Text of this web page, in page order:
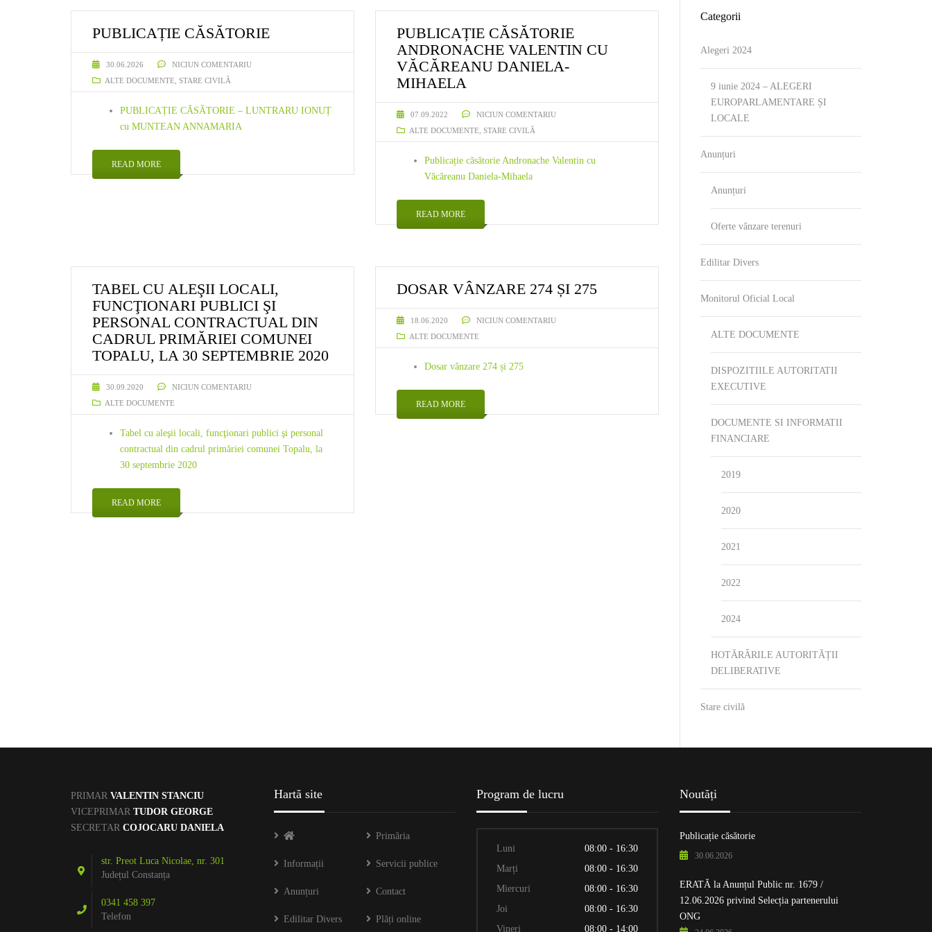
FORMULARE
INTEGRARE EUROPEANĂ
STARE CIVILĂ
OFERTE VÂNZARE TERENURI
PUBLICAȚIE CĂSĂTORIE
30.06.2026
NICIUN COMENTARIU
ALTE DOCUMENTE STARE CIVILĂ
PUBLICAȚIE CĂSĂTORIE – LUNTRARU IONUȚ
cu MUNTEAN ANNAMARIA
READ MORE
PUBLICAȚIE CĂSĂTORIE
ANDRONACHE VALENTIN CU
VĂCĂREANU DANIELA-
MIHAELA
07.09.2022
NICIUN COMENTARIU
ALTE DOCUMENTE STARE CIVILĂ
Publicație căsătorie Andronache Valentin cu
Văcăreanu Daniela-Mihaela
READ MORE
TABEL CU ALEŞII LOCALI,
FUNCŢIONARI PUBLICI ŞI
PERSONAL CONTRACTUAL DIN
CADRUL PRIMĂRIEI COMUNEI
TOPALU, LA 30 SEPTEMBRIE 2020
30.09.2020
NICIUN COMENTARIU
ALTE DOCUMENTE
Tabel cu aleşii locali, funcţionari publici şi personal
contractual din cadrul primăriei comunei Topalu, la
30 septembrie 2020
READ MORE
DOSAR VÂNZARE 274 ȘI 275
18.06.2020
NICIUN COMENTARIU
ALTE DOCUMENTE
Dosar vânzare 274 și 275
READ MORE
Categorii
Alegeri 2024
9 iunie 2024 – ALEGERI
EUROPARLAMENTARE ȘI
LOCALE
Anunțuri
Anunțuri
Oferte vânzare terenuri
Edilitar Divers
Monitorul Oficial Local
ALTE DOCUMENTE
DISPOZITIILE AUTORITATII
EXECUTIVE
DOCUMENTE SI INFORMATII
FINANCIARE
2019
2020
2021
2022
2024
HOTĂRÂRILE AUTORITĂȚII
DELIBERATIVE
Stare civilă
PRIMAR VALENTIN STANCIU
VICEPRIMAR TUDOR GEORGE
SECRETAR COJOCARU DANIELA
str. Preot Luca Nicolae, nr. 301
Județul Constanța
0341 458 397
Telefon
Hartă site
Primăria
Informații Servicii publice
Anunțuri Contact
Edilitar Divers Plăți online
Program de lucru
Luni
08:00 - 16:30
Marți
08:00 - 16:30
Miercuri
08:00 - 16:30
Joi
08:00 - 16:30
Vineri
08:00 - 14:00
Noutăți
Publicație căsătorie
30.06.2026
ERATĂ la Anunțul Public nr. 1679 /
12.06.2026 privind Selecția partenerului
ONG